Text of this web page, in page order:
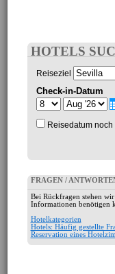
HOTELS
Reiseziel
Check-in-Datum
Reisedatum
FRAGEN /
Bei Rückfragen stehen
Informationen benötigen
Hotelkategorien
Hotels: Häufig gestellte
Reservation eines